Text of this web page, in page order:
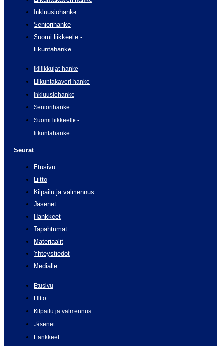
Inkluusiohanke
Seniorihanke
Suomi liikkeelle -
liikuntahanke
Ikiliikkujat-hanke
Liikuntakaveri-hanke
Inkluusiohanke
Seniorihanke
Suomi liikkeelle -
liikuntahanke
Seurat
Etusivu
Liitto
Kilpailu ja valmennus
Jäsenet
Hankkeet
Tapahtumat
Materiaalit
Yhteystiedot
Medialle
Etusivu
Liitto
Kilpailu ja valmennus
Jäsenet
Hankkeet